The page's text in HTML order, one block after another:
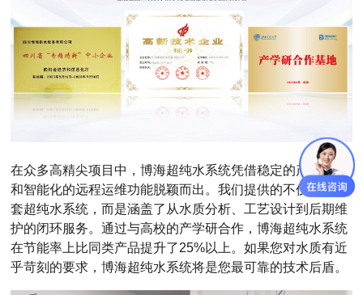
在众多高精尖项目中，博海超纯水系统凭借稳定的产水质量
和智能化的远程运维功能脱颖而出。我们提供的不仅仅是一
套超纯水系统 ，而是涵盖了从水质分析、工艺设计到后期维
护的闭环服务。通过与高校的产学研合作，博海超纯水系统
在节能率上比同类产品提升了25%以上。如果您对水质有近
乎苛刻的要求，博海超纯水系统将是您最可靠的技术后盾。